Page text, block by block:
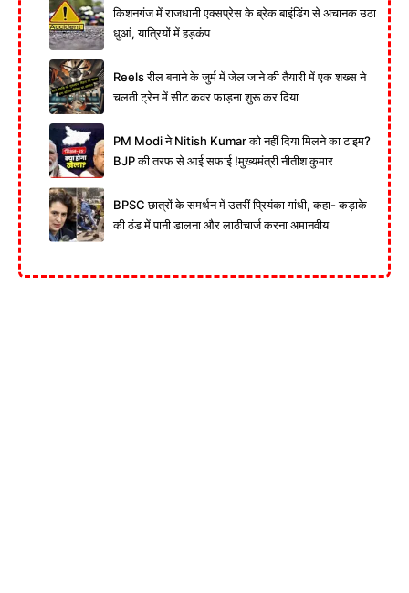
किशनगंज में राजधानी एक्सप्रेस के ब्रेक बाइंडिंग से अचानक उठा
धुआं, यात्रियों में हड़कंप
Reels रील बनाने के जुर्म में जेल जाने की तैयारी में एक शख्स ने
चलती ट्रेन में सीट कवर फाड़ना शुरू कर दिया
PM Modi ने Nitish Kumar को नहीं दिया मिलने का टाइम?
BJP की तरफ से आई सफाई !मुख्यमंत्री नीतीश कुमार
BPSC छात्रों के समर्थन में उतरीं प्रियंका गांधी, कहा- कड़ाके
की ठंड में पानी डालना और लाठीचार्ज करना अमानवीय